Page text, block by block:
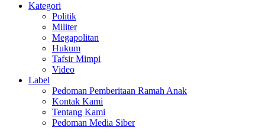
Kategori
Politik
Militer
Megapolitan
Hukum
Tafsir Mimpi
Video
Label
Pedoman Pemberitaan Ramah Anak
Kontak Kami
Tentang Kami
Pedoman Media Siber